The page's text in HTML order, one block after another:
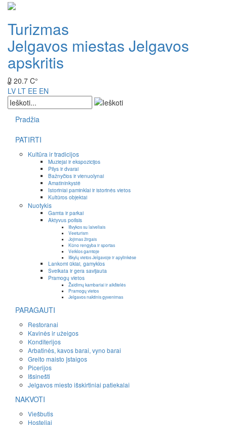
Turizmas
Jelgavos miestas Jelgavos
apskritis
20.7 C°
LV LT EE EN
Pradžia
PATIRTI
Kultūra ir tradicijos
Muziejai ir ekspozicijos
Pilys ir dvarai
Bažnyčios ir vienuolynai
Amatininkystė
Istoriniai paminklai ir istorinės vietos
Kultūros objektai
Nuotykis
Gamta ir parkai
Aktyvus poilsis
Išvykos su laiveliais
Veeturism
Jojimas žirgais
Kūno rengyba ir sportas
Veiklos gamtoje
Iškylų vietos Jelgavoje ir apylinkėse
Lankomi ūkiai, gamyklos
Sveikata ir gera savijauta
Pramogų vietos
Žaidimų kambariai ir aikštelės
Pramogų vietos
Jelgavos naktinis gyvenimas
PARAGAUTI
Restoranai
Kavinės ir užeigos
Konditerijos
Arbatinės, kavos barai, vyno barai
Greito maisto įstaigos
Picerijos
Išsinešti
Jelgavos miesto išskirtiniai patiekalai
NAKVOTI
Viešbutis
Hosteliai